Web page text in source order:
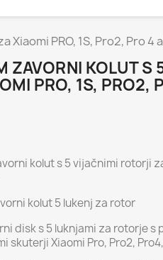
PRO, 1S, Pro2, Pro 4
ZAVORNI KOLUT S
PRO, 1S, PRO2,
kolut s 5 vijačnimi rotorji
kolut 5 lukenj za rotor
disk s 5 luknjami za rotorje s
skuterji Xiaomi Pro, Pro2,